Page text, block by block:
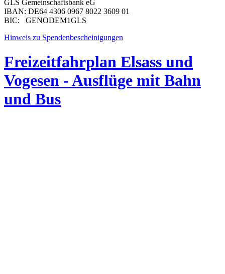
GLS Gemeinschaftsbank eG
IBAN: DE64 4306 0967 8022 3609 01
BIC: GENODEM1GLS
Hinweis zu Spendenbescheinigungen
Freizeitfahrplan Elsass und
Vogesen - Ausflüge mit Bahn
und Bus